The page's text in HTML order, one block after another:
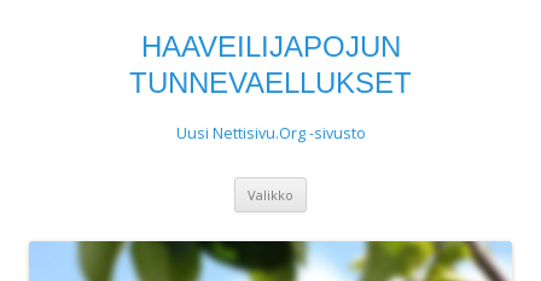
HAAVEILIJAPOJUN
TUNNEVAELLUKSET
Uusi Nettisivu.Org -sivusto
Valikko